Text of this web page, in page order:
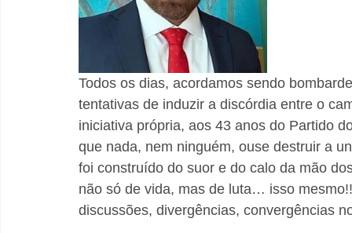
Todos os dias, acordamos sendo
tentativas de induzir a discórdia entre o
iniciativa própria, aos 43 anos do Partido
que nada, nem ninguém, ouse destruir a
foi construído do suor e do calo da mão
não só de vida, mas de luta… isso
discussões, divergências, convergências